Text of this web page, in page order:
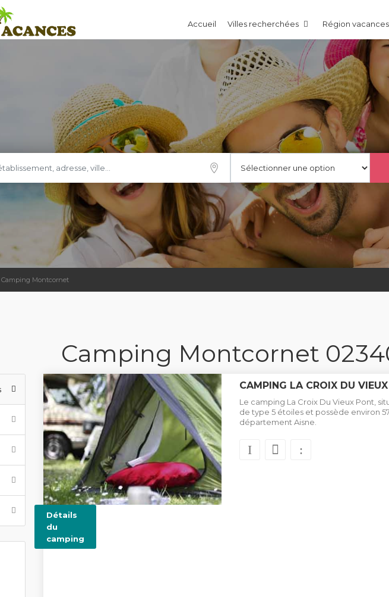
Accueil Villes recherchées Région vacances
Camping Montcornet
Camping Montcornet
CAMPING LA CROIX DU
Le camping La Croix Du Vieux Pont,
de type 5 étoiles et possède environ
département Aisne.
Détails
du
camping